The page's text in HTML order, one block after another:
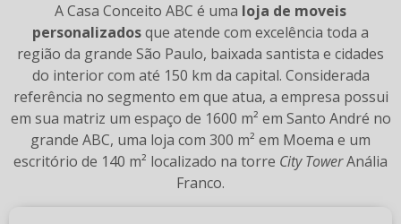
A Casa Conceito ABC é uma loja de moveis
personalizadosque atende com excelência toda a
região da grande São Paulo, baixada santista e cidades
do interior com até 150 km da capital. Considerada
referência no segmento em que atua, a empresa possui
em sua matriz um espaço de 1600 m² em Santo André no
grande ABC, uma loja com 300 m² em Moema e um
escritório de 140 m² localizado na torre City TowerAnália
Franco.